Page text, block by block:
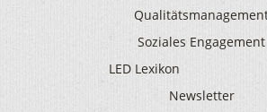
Soziales Engagement
LED Lexikon
Newsletter